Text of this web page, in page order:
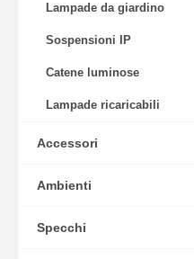
Lampade da giardino
Sospensioni IP
Catene luminose
Lampade ricaricabili
Accessori
Ambienti
Specchi